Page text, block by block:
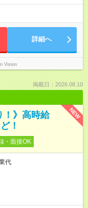
る部分があります。 雇用
給 224,000円 ～ 330,000
。※超過分は全額支給い
34,000円／月 みなし残業
～19:00／11:00～
＞ 10:00～19:00／11:00
詳細へ
Vision
掲載日：2026.08.10
NEW
！》高時給
！
・面接OK
代